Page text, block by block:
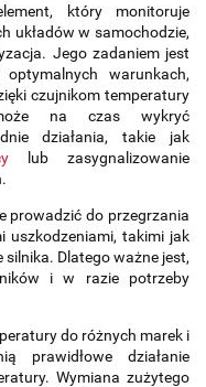
który monitoruje
układów w samochodzie,
Jego zadaniem jest
warunkach,
czujnikom temperatury
na czas wykryć
działania, takie jak
lub zasygnalizowanie
prowadzić do przegrzania
uszkodzeniami, takimi jak
silnika. Dlatego ważne jest,
i w razie potrzeby
do różnych marek i
prawidłowe działanie
Wymiana zużytego